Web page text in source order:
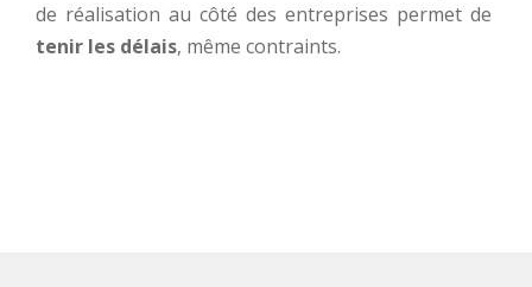
de réalisation au côté des entreprises permet de
tenir les délais, même contraints.